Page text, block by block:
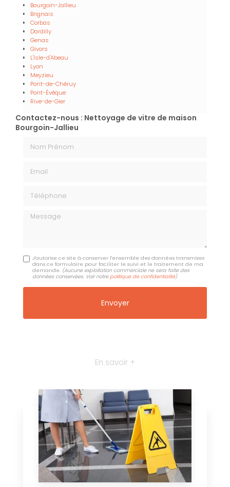
Bourgoin-Jallieu
Brignais
Corbas
Dardilly
Genas
Givors
L'Isle-d'Abeau
Lyon
Meyzieu
Pont-de-Chéruy
Pont-Évêque
Rive-de-Gier
Contactez-nous : Nettoyage de vitre de maison
Bourgoin-Jallieu
Message
J'autorise ce site à conserver l'ensemble des données transmises
dans ce formulaire pour faciliter le suivi et le traitement de ma
demande. (Aucune exploitation commerciale ne sera faite des
données conservées. Voir notre politique de confidentialité)
En savoir +